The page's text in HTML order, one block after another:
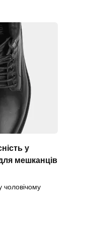
у
мешканців
чоловічому